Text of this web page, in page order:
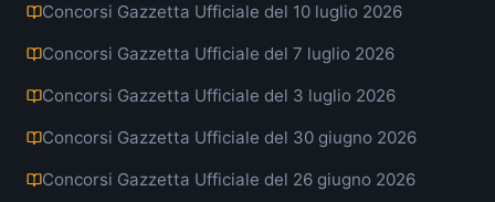
Concorsi Gazzetta Ufficiale del 10 luglio 2026
Concorsi Gazzetta Ufficiale del 7 luglio 2026
Concorsi Gazzetta Ufficiale del 3 luglio 2026
Concorsi Gazzetta Ufficiale del 30 giugno 2026
Concorsi Gazzetta Ufficiale del 26 giugno 2026